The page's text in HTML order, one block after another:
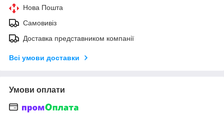
Нова Пошта
Самовивіз
Доставка представником компанії
Всі умови доставки
Умови оплати